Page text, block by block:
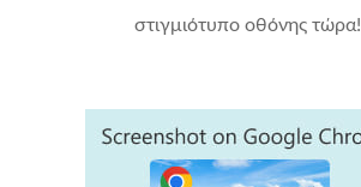
στιγμιότυπο οθόνης τώρα!